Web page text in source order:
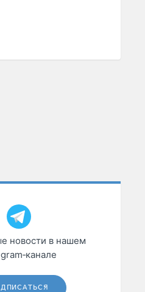
новости в нашем